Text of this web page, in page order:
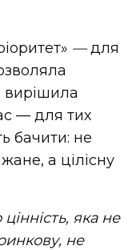
—для
вирішила
— для тих
бачити: не
а цілісну
яка не
не